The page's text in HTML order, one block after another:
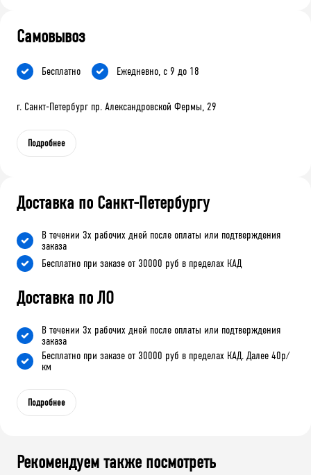
Самовывоз
Бесплатно Ежедневно, с 9 до 18
г. Санкт-Петербург пр. Александровской Фермы, 29
Подробнее
Доставка по Санкт-Петербургу
В течении 3х рабочих дней после оплаты или подтверждения
заказа
Бесплатно при заказе от 30000 руб в пределах КАД
Доставка по ЛО
В течении 3х рабочих дней после оплаты или подтверждения
заказа
Бесплатно при заказе от 30000 руб в пределах КАД. Далее 40р/
км
Подробнее
Рекомендуем также посмотреть